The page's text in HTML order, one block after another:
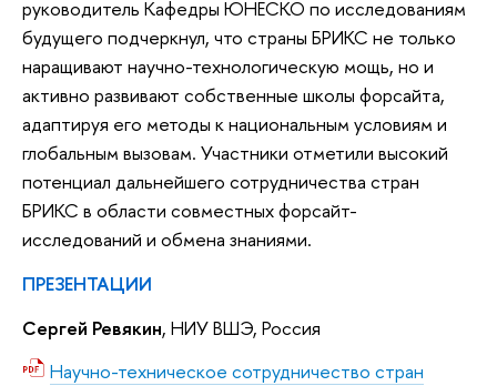
руководитель Кафедры ЮНЕСКО по исследованиям
будущего подчеркнул, что страны БРИКС не только
наращивают научно-технологическую мощь, но и
активно развивают собственные школы форсайта,
адаптируя его методы к национальным условиям и
глобальным вызовам. Участники отметили высокий
потенциал дальнейшего сотрудничества стран
БРИКС в области совместных форсайт-
исследований и обмена знаниями.
ПРЕЗЕНТАЦИИ
Сергей Ревякин, НИУ ВШЭ, Россия
Научно-техническое сотрудничество стран